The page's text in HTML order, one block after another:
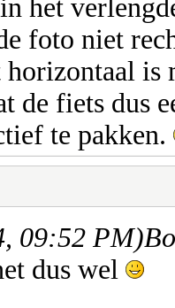
het
foto niet
is
de fiets dus
te pakken.
09:52 PM)
dus wel